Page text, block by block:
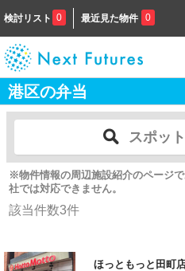
検討リスト 0 最近見た物件 0
港区の弁当
スポッ
※物件情報の周辺施設紹介のページ
社では対応できません。
該当件数3件
ほっともっと田町